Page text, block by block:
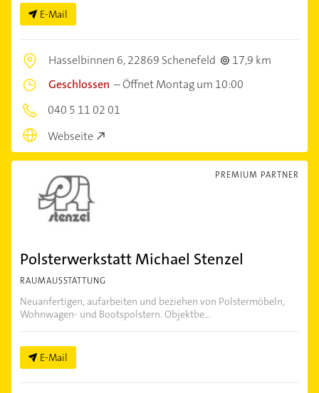
E-Mail
Hasselbinnen 6,22869 Schenefeld
17,9 km
Geschlossen –Öffnet Montag um 10:00
040 5 11 02 01
Webseite
PREMIUM PARTNER
Polsterwerkstatt Michael Stenzel
RAUMAUSSTATTUNG
Neuanfertigen, aufarbeiten und beziehen von Polstermöbeln,
Wohnwagen- und Bootspolstern. Objektbe...
E-Mail